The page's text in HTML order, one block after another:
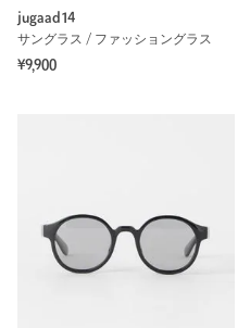
jugaad14
サングラス / ファッショングラス
¥9,900